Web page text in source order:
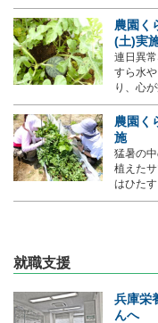
農園
(土)実
連日異
すら水
り、心
農園
施
猛暑の
植えた
はひた
就職支援
兵庫
んへ